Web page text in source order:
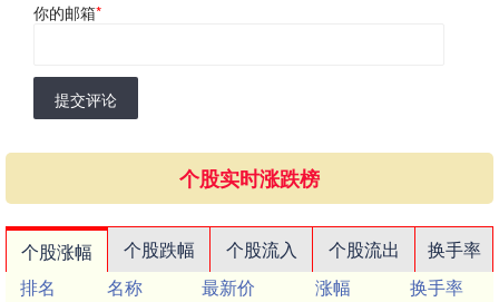
你的邮箱*
提交评论
个股实时涨跌榜
个股涨幅 个股跌幅 个股流入 个股流出
换手率
排名
名称 最新价 涨幅
换手率